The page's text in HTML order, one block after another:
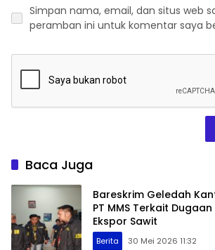
Simpan nama, email, dan situs web
peramban ini untuk komentar saya
Baca Juga
Bareskrim Geledah
PT MMS Terkait
Ekspor Sawit
Berita 30 Mei 2026 11:32